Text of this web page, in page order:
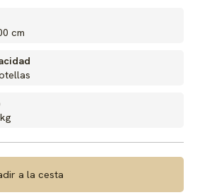
cm
a la cesta